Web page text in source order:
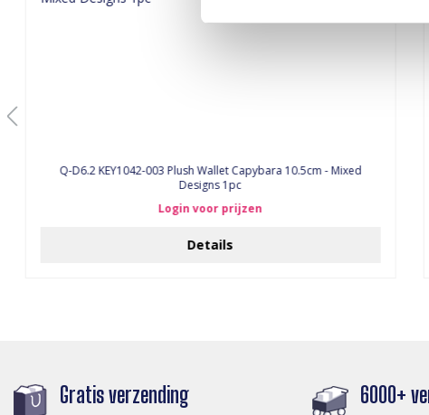
Q-D6.2 KEY1042-003 Plush Wallet Capybara 10.5cm - Mixed
Designs 1pc
Login voor prijzen
Details
Gratis verzending 6000+